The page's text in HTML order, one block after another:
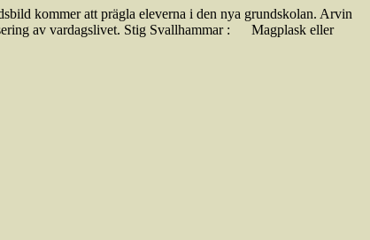
kommer att prägla eleverna i den nya grund­skolan. Arvin
av vardagslivet. Stig Svallhammar : Magplask eller